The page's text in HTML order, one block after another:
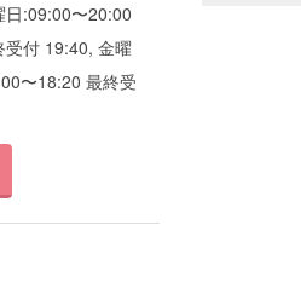
:09:00〜20:00
付 19:40, 金曜
〜18:20 最終受